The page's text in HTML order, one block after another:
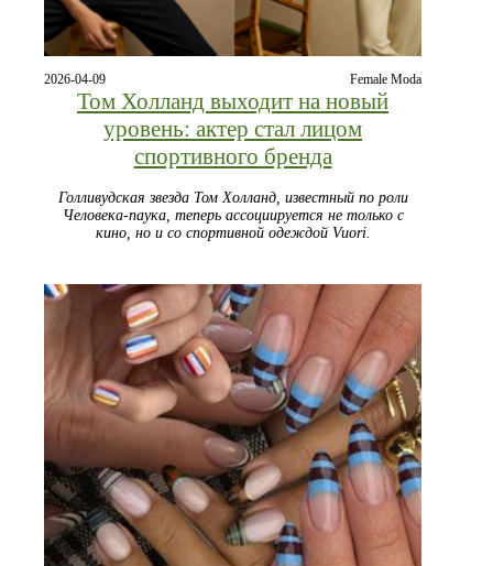
2026-04-09 Female Moda
Том Холланд выходит на новый
уровень: актер стал лицом
спортивного бренда
Голливудская звезда Том Холланд, известный по роли
Человека-паука, теперь ассоциируется не только с
кино, но и со спортивной одеждой Vuori.